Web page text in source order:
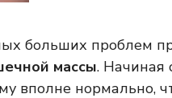
больших проблем
массы. Начиная
вполне нормально,